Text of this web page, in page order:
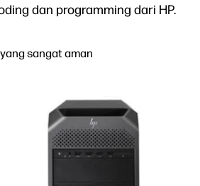
dan programming dari HP.
sangat aman